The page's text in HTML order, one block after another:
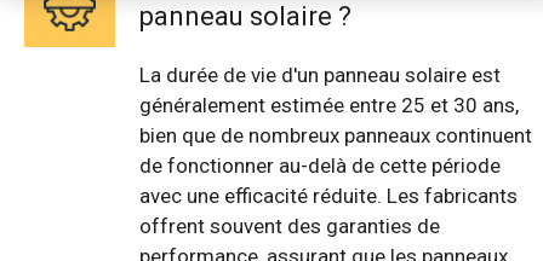
panneau solaire ?
La durée de vie d'un panneau solaire est
généralement estimée entre 25 et 30 ans,
bien que de nombreux panneaux continuent
de fonctionner au-delà de cette période
avec une efficacité réduite. Les fabricants
offrent souvent des garanties de